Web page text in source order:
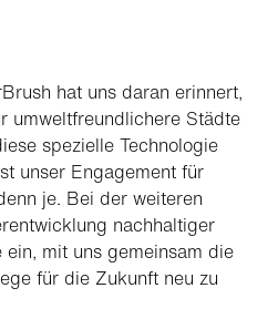
hat uns daran erinnert,
umweltfreundlichere Städte
spezielle Technologie
unser Engagement für
je. Bei der weiteren
nachhaltiger
mit uns gemeinsam die
für die Zukunft neu zu